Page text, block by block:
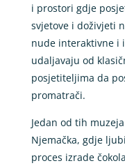
i prostori gdje
svjetove i doživjeti
nude interaktivne i
udaljavaju od
posjetiteljima da
promatrači.
Jedan od tih
Njemačka, gdje
proces izrade